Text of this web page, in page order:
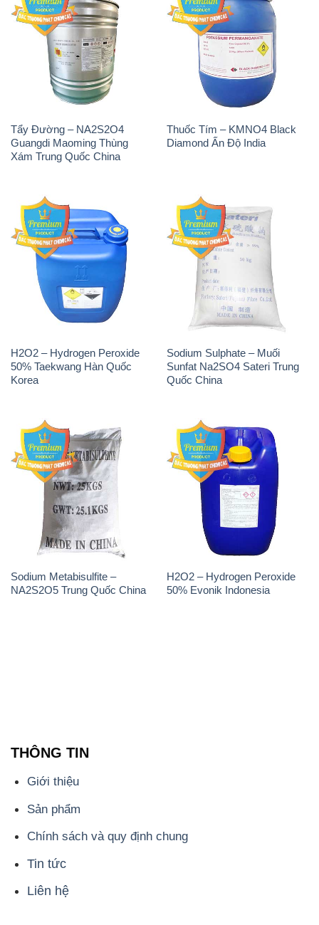
Tẩy Đường – NA2S2O4
Guangdi Maoming Thùng
Xám Trung Quốc China
Thuốc Tím – KMNO4 Black
Diamond Ấn Độ India
H2O2 – Hydrogen Peroxide
50% Taekwang Hàn Quốc
Korea
Sodium Sulphate – Muối
Sunfat Na2SO4 Sateri Trung
Quốc China
Sodium Metabisulfite –
NA2S2O5 Trung Quốc China
H2O2 – Hydrogen Peroxide
50% Evonik Indonesia
THÔNG TIN
Giới thiệu
Sản phẩm
Chính sách và quy định chung
Tin tức
Liên hệ